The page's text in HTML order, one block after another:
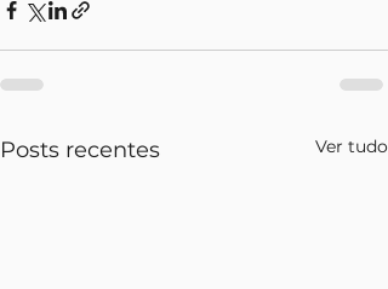
Posts recentes Ver tudo